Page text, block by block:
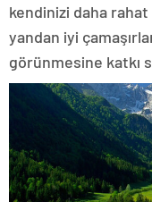
kendinizi daha
yandan iyi
görünmesine katkı